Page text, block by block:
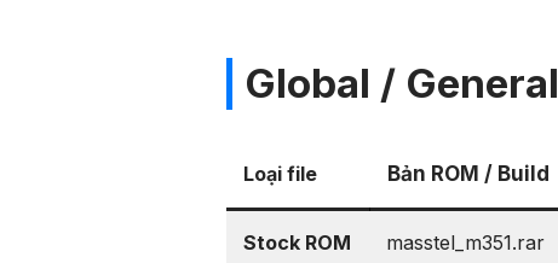
Global / General
Loại file Bản ROM / Build
Stock ROM masstel_m351.rar